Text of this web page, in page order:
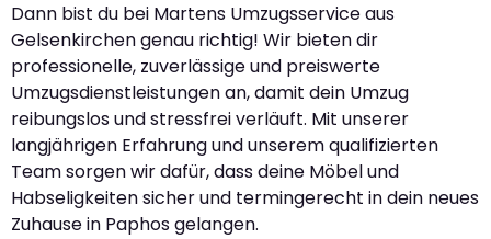
Dann bist du bei Martens Umzugsservice aus
Gelsenkirchen genau richtig! Wir bieten dir
professionelle, zuverlässige und preiswerte
Umzugsdienstleistungen an, damit dein Umzug
reibungslos und stressfrei verläuft. Mit unserer
langjährigen Erfahrung und unserem qualifizierten
Team sorgen wir dafür, dass deine Möbel und
Habseligkeiten sicher und termingerecht in dein neues
Zuhause in Paphos gelangen.